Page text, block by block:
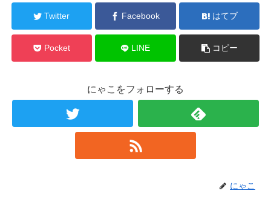
Twitter Facebook はてブ
Pocket LINE コピー
にゃこをフォローする
にゃこ